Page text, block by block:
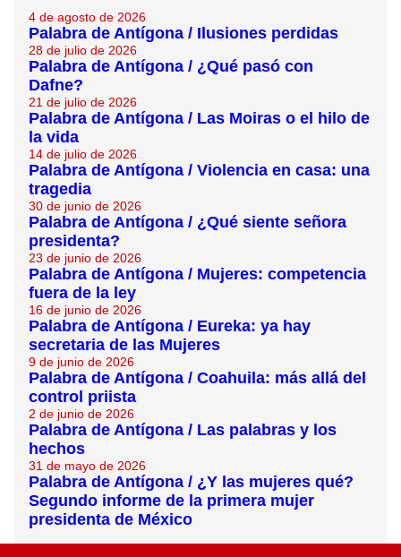
4 de agosto de 2026
Palabra de Antígona / Ilusiones perdidas
28 de julio de 2026
Palabra de Antígona / ¿Qué pasó con
Dafne?
21 de julio de 2026
Palabra de Antígona / Las Moiras o el hilo de
la vida
14 de julio de 2026
Palabra de Antígona / Violencia en casa: una
tragedia
30 de junio de 2026
Palabra de Antígona / ¿Qué siente señora
presidenta?
23 de junio de 2026
Palabra de Antígona / Mujeres: competencia
fuera de la ley
16 de junio de 2026
Palabra de Antígona / Eureka: ya hay
secretaria de las Mujeres
9 de junio de 2026
Palabra de Antígona / Coahuila: más allá del
control priista
2 de junio de 2026
Palabra de Antígona / Las palabras y los
hechos
31 de mayo de 2026
Palabra de Antígona / ¿Y las mujeres qué?
Segundo informe de la primera mujer
presidenta de México